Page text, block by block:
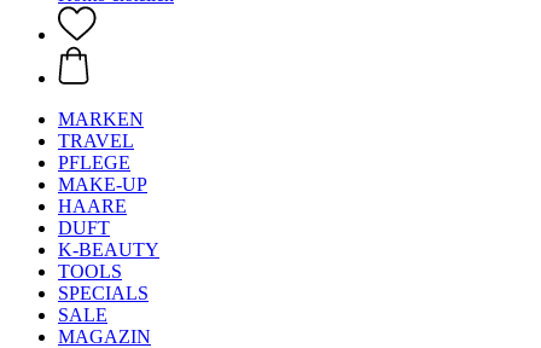
MARKEN
TRAVEL
PFLEGE
MAKE-UP
HAARE
DUFT
K-BEAUTY
TOOLS
SPECIALS
SALE
MAGAZIN